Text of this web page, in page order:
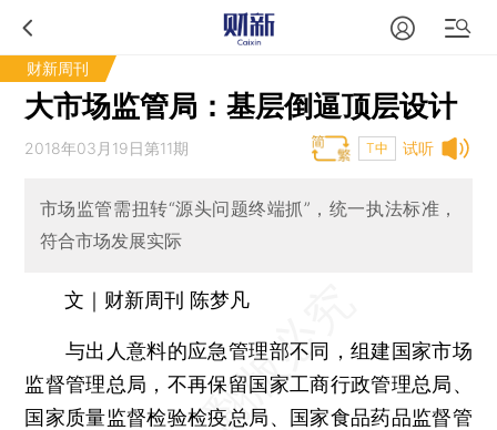
财新周刊
大市场监管局：基层倒逼顶层设计
试听
2018年03月19日第11期 T中
市场监管需扭转“源头问题终端抓”，统一执法标准，
符合市场发展实际
文｜财新周刊 陈梦凡
与出人意料的应急管理部不同，组建国家市场
监督管理总局，不再保留国家工商行政管理总局、
国家质量监督检验检疫总局、国家食品药品监督管